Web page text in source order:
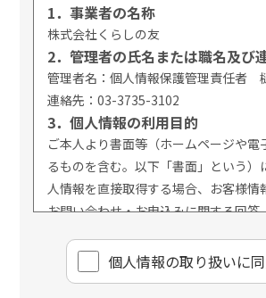
1．事業者の名称
株式会社くらしの友
2．管理者の氏名または職名及び
管理者名：個人情報保護管理責任者
連絡先：03-3735-3102
3．個人情報の利用目的
ご本人より書面等（ホームページや電
るものを含む。以下「書面」という）
人情報を直接取得する場合、お客様情
お問い合わせ・お申込みに関する回答
4．個人情報の第三者提供
当社は、次に掲げる場合を除き、お客
個⼈情報の取り扱いに